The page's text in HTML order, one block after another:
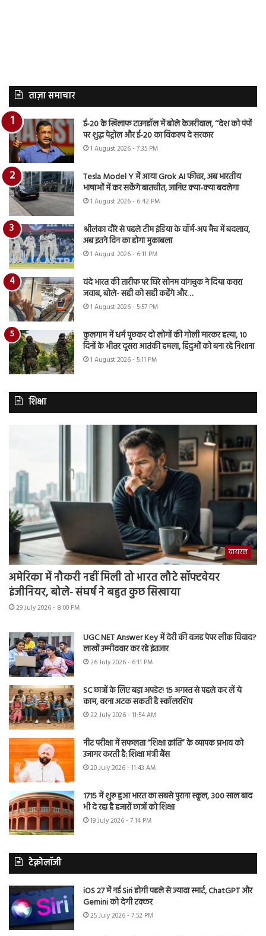
ताज़ा समाचार
ई-20 के खिलाफ टाउनहॉल में बोले केजरीवाल, ‘‘देश को पंपों
पर शुद्ध पेट्रोल और ई-20 का विकल्प दे सरकार
1 August 2026 - 7:35 PM
Tesla Model Y में आया Grok AI फीचर, अब भारतीय
भाषाओं में कर सकेंगे बातचीत, जानिए क्या-क्या बदलेगा
1 August 2026 - 6:42 PM
श्रीलंका दौरे से पहले टीम इंडिया के वॉर्म-अप मैच में बदलाव,
अब इतने दिन का होगा मुकाबला
1 August 2026 - 6:11 PM
वंदे भारत की तारीफ पर घिरे सोनम वांगचुक ने दिया करारा
जवाब, बोले- सही को सही कहेंगे और…
1 August 2026 - 5:57 PM
कुलगाम में धर्म पूछकर दो लोगों की गोली मारकर हत्या, 10
दिनों के भीतर दूसरा आतंकी हमला, हिंदुओं को बना रहे निशाना
1 August 2026 - 5:11 PM
शिक्षा
वायरल
अमेरिका में नौकरी नहीं मिली तो भारत लौटे सॉफ्टवेयर
इंजीनियर, बोले- संघर्ष ने बहुत कुछ सिखाया
29 July 2026 - 8:00 PM
UGC NET Answer Key में देरी की वजह पेपर लीक विवाद?
लाखों उम्मीदवार कर रहे इंतजार
26 July 2026 - 6:11 PM
SC छात्रों के लिए बड़ा अपडेट! 15 अगस्त से पहले कर लें ये
काम, वरना अटक सकती है स्कॉलरशिप
22 July 2026 - 11:54 AM
नीट परीक्षा में सफलता “शिक्षा क्रांति” के व्यापक प्रभाव को
उजागर करती है: शिक्षा मंत्री बैंस
20 July 2026 - 11:43 AM
1715 में शुरू हुआ भारत का सबसे पुराना स्कूल, 300 साल बाद
भी दे रहा है हजारों छात्रों को शिक्षा
19 July 2026 - 7:14 PM
टेक्नोलॉजी
iOS 27 में नई Siri होगी पहले से ज्यादा स्मार्ट, ChatGPT और
Gemini को देगी टक्कर
25 July 2026 - 7:52 PM